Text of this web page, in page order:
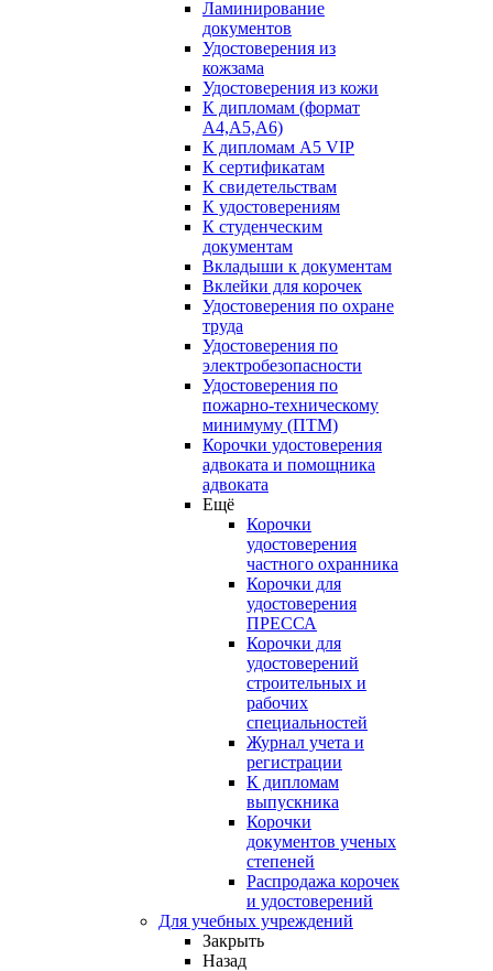
Ламинирование
документов
Удостоверения из
кожзама
Удостоверения из кожи
К дипломам (формат
А4,А5,А6)
К дипломам А5 VIP
К сертификатам
К свидетельствам
К удостоверениям
К студенческим
документам
Вкладыши к документам
Вклейки для корочек
Удостоверения по охране
труда
Удостоверения по
электробезопасности
Удостоверения по
пожарно-техническому
минимуму (ПТМ)
Корочки удостоверения
адвоката и помощника
адвоката
Ещё
Корочки
удостоверения
частного охранника
Корочки для
удостоверения
ПРЕССА
Корочки для
удостоверений
строительных и
рабочих
специальностей
Журнал учета и
регистрации
К дипломам
выпускника
Корочки
документов ученых
степеней
Распродажа корочек
и удостоверений
Для учебных учреждений
Закрыть
Назад